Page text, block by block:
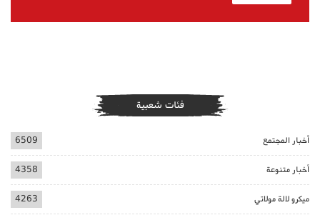
فئات شعبية
أخبار المجتمع 6509
أخبار متنوعة 4358
ميكرو لالة مولاتي 4263